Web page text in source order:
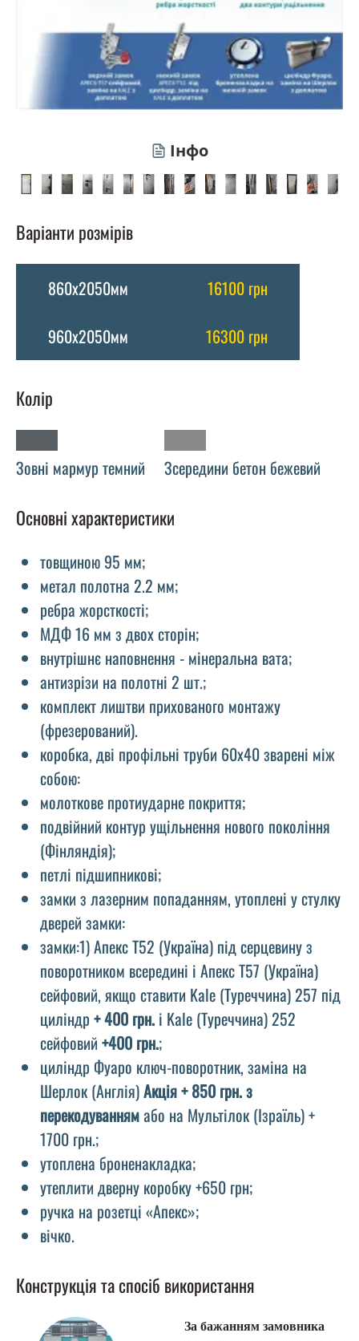
Інфо
Варіанти розмірів
860х2050мм
16100 грн
960х2050мм
16300 грн
Колір
Зовні мармур темний Зсередини бетон бежевий
Основні характеристики
товщиною 95 мм;
метал полотна 2.2 мм;
ребра жорсткості;
МДФ 16 мм з двох сторін;
внутрішнє наповнення - мінеральна вата;
антизрізи на полотні 2 шт.;
комплект лиштви прихованого монтажу
(фрезерований).
коробка, дві профільні труби 60х40 зварені між
собою:
молоткове протиударне покриття;
подвійний контур ущільнення нового покоління
(Фінляндія);
петлі підшипникові;
замки з лазерним попаданням, утоплені у стулку
дверей замки:
замки:1) Апекс Т52 (Україна) під серцевину з
поворотником всередині і Апекс Т57 (Україна)
сейфовий, якщо ставити Kale (Туреччина) 257 під
циліндр + 400 грн. і Kale (Туреччина) 252
сейфовий +400 грн.;
циліндр Фуаро ключ-поворотник, заміна на
Шерлок (Англія)Акція + 850 грн. з
перекодуваннямабо на Мультілок (Ізраїль) +
1700 грн.;
утоплена броненакладка;
утеплити дверну коробку +650 грн;
ручка на розетці «Апекс»;
вічко.
Конструкція та спосіб використання
За бажанням замовника